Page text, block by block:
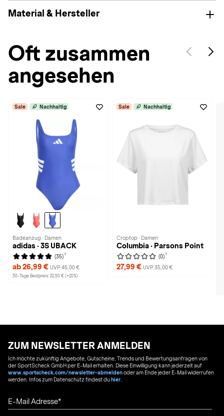
Material & Hersteller
Oft zusammen
angesehen
Sale Nachhaltig
Badeanzug · Damen
adidas · 3S UBACK
(35) 1
ab 26,99 € UVP 45,00 €
30-Tage Bestpreis: 22,50 € (+20%)
Sale Nachhaltig
Croptop · Damen
Columbia · Parsons Point
(0) 1
27,99 € UVP 35,00 €
ZUM NEWSLETTER ANMELDEN
Ich möchte zukünftig Angebote, Gutscheine, Trends und Bewertungsanfragen von
der SportScheck GmbH per E-Mail erhalten. Diese Einwilligung kann jederzeit auf
www.sportscheck.com/newsletter-abmeldenoder am Ende jeder E-Mail widerrufen
werden. Infos zum Datenschutz findest duhier
E-Mail Adresse